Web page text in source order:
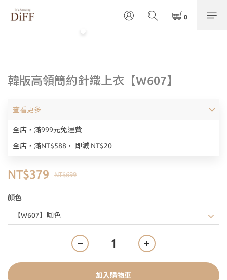
韓版高領簡約針織上衣【W607】
全店，滿999元免運費
全店，滿NT$588， 即減 NT$20
查看更多
NT$699
NT$379
顏色
加入購物車